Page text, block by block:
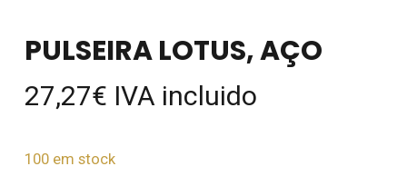
PULSEIRA LOTUS, AÇO
27,27€ IVA incluido
100 em stock